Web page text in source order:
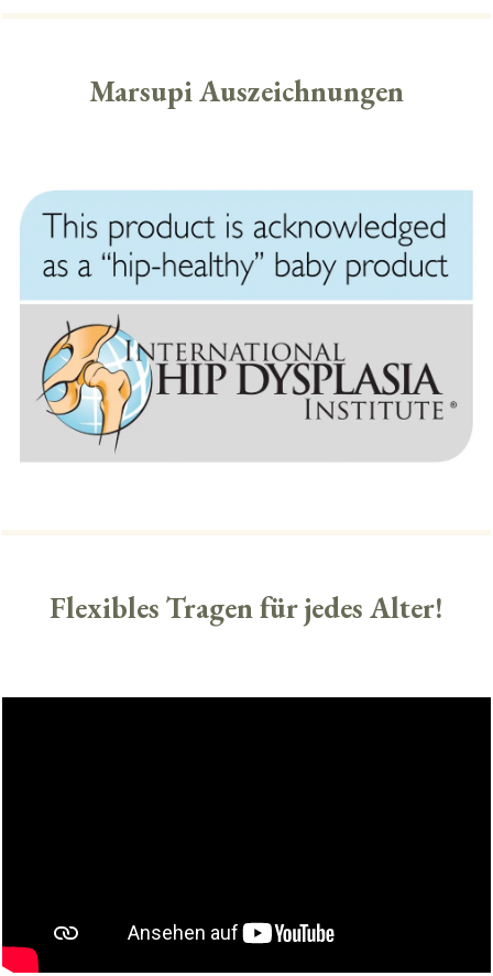
Marsupi Auszeichnungen
Flexibles Tragen für jedes Alter!